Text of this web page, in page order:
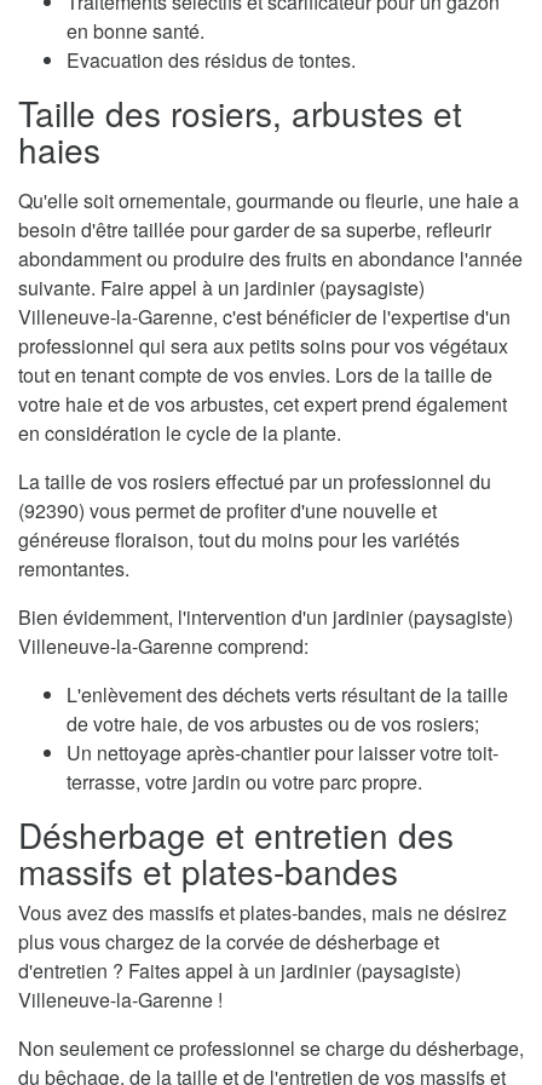
en bonne santé.
Evacuation des résidus de tontes.
Taille des rosiers, arbustes et
haies
Qu'elle soit ornementale, gourmande ou fleurie, une haie a
besoin d'être taillée pour garder de sa superbe, refleurir
abondamment ou produire des fruits en abondance l'année
suivante. Faire appel à un jardinier (paysagiste)
Villeneuve-la-Garenne, c'est bénéficier de l'expertise d'un
professionnel qui sera aux petits soins pour vos végétaux
tout en tenant compte de vos envies. Lors de la taille de
votre haie et de vos arbustes, cet expert prend également
en considération le cycle de la plante.
La taille de vos rosiers effectué par un professionnel du
(92390) vous permet de profiter d'une nouvelle et
généreuse floraison, tout du moins pour les variétés
remontantes.
Bien évidemment, l'intervention d'un jardinier (paysagiste)
Villeneuve-la-Garenne comprend:
L'enlèvement des déchets verts résultant de la taille
de votre haie, de vos arbustes ou de vos rosiers;
Un nettoyage après-chantier pour laisser votre toit-
terrasse, votre jardin ou votre parc propre.
Désherbage et entretien des
massifs et plates-bandes
Vous avez des massifs et plates-bandes, mais ne désirez
plus vous chargez de la corvée de désherbage et
d'entretien ? Faites appel à un jardinier (paysagiste)
Villeneuve-la-Garenne !
Non seulement ce professionnel se charge du désherbage,
du bêchage, de la taille et de l'entretien de vos massifs et